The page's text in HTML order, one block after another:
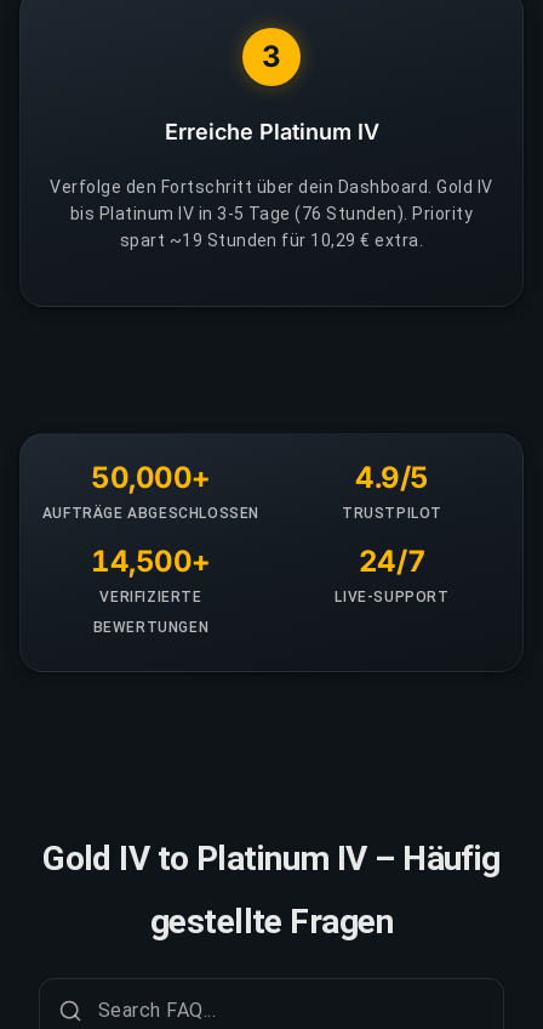
3
Erreiche Platinum IV
Verfolge den Fortschritt über dein Dashboard. Gold IV
bis Platinum IV in 3-5 Tage (76 Stunden). Priority
spart ~19 Stunden für 10,29 € extra.
50,000+
AUFTRÄGE ABGESCHLOSSEN
4.9/5
TRUSTPILOT
14,500+
VERIFIZIERTE
BEWERTUNGEN
24/7
LIVE-SUPPORT
Gold IV to Platinum IV – Häufig
gestellte Fragen